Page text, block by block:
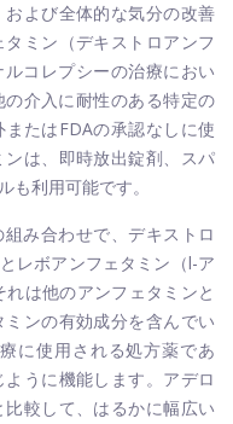
よび全体的な気分の改善
ミン（デキストロアンフ
コレプシーの治療におい
介入に耐性のある特定の
たはFDAの承認なしに使
は、即時放出錠剤、スパ
も利用可能です。
み合わせで、デキストロ
レボアンフェタミン（l-ア
は他のアンフェタミンと
ンの有効成分を含んでい
に使用される処方薬であ
うに機能します。アデロ
較して、はるかに幅広い